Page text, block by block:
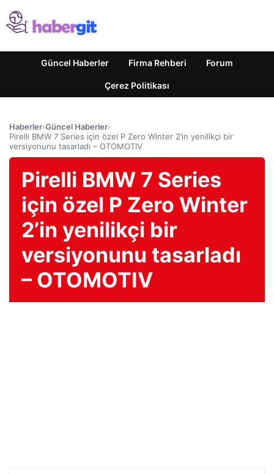
Güncel Haberler Firma Rehberi Forum
Çerez Politikası
Haberler›Güncel Haberler›
Pirelli BMW 7 Series için özel P Zero Winter 2’in yenilikçi bir
versiyonunu tasarladı – OTOMOTIV
Pirelli BMW 7 Series
için özel P Zero Winter
2’in yenilikçi bir
versiyonunu tasarladı
– OTOMOTIV